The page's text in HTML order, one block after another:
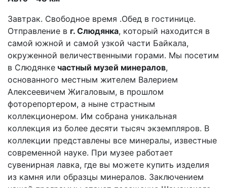
Завтрак. Свободное время .Обед в гостинице.
Отправление в г. Слюдянка, который находится в
самой южной и самой узкой части Байкала,
окруженной величественными горами. Мы посетим
в Слюдянке частный музей минералов,
основанного местным жителем Валерием
Алексеевичем Жигаловым, в прошлом
фоторепортером, а ныне страстным
коллекционером. Им собрана уникальная
коллекция из более десяти тысяч экземпляров. В
коллекции представлены все минералы, известные
современной науке. При музее работает
сувенирная лавка, где вы можете купить изделия
из камня или образцы минералов. Заключением